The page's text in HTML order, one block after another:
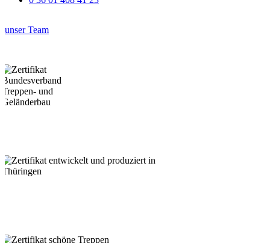
unser Team